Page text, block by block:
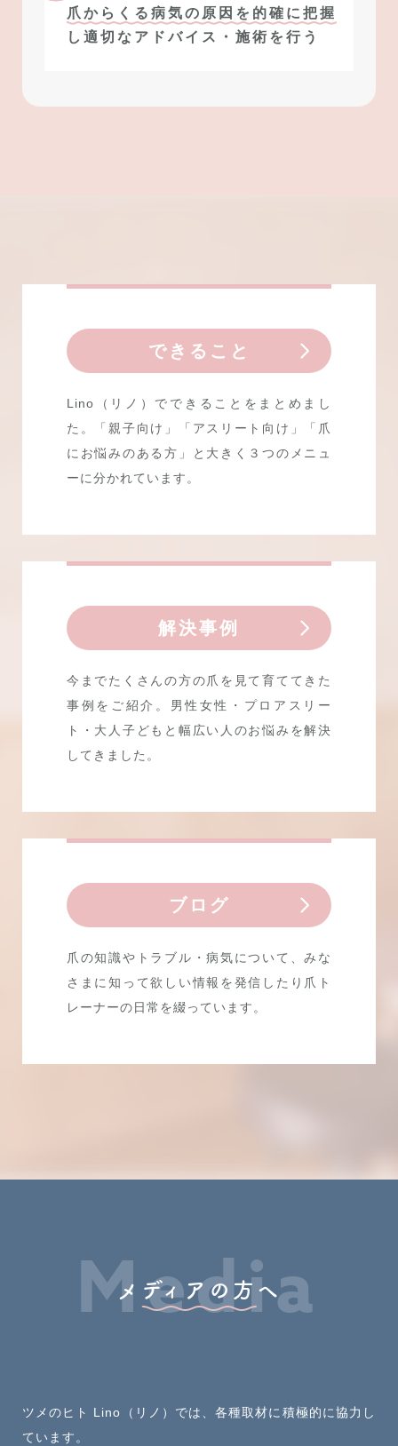
爪からくる病気の原因を的確に把握
し 適切なアドバイス・施術を行う
できること
Lino（リノ）でできることをまとめまし
た。「親子向け」「アスリート向け」「爪
にお悩みのある方」と大きく３つのメニュ
ーに分かれています。
解決事例
今までたくさんの方の爪を見て育ててきた
事例をご紹介。男性女性・プロアスリー
ト・大人子どもと幅広い人のお悩みを解決
してきました。
ブログ
爪の知識やトラブル・病気について、みな
さまに知って欲しい情報を発信したり爪ト
レーナーの日常を綴っています。
メディアの方へ
Media
ツメのヒト Lino（リノ）では、各種取材に積極的に協力し
ています。